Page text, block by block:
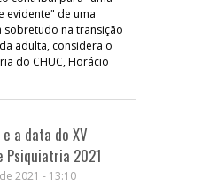
evidente" de uma
sobretudo na transição
adulta, considera o
do CHUC, Horácio
a data do XV
Psiquiatria 2021
2021 - 13:10